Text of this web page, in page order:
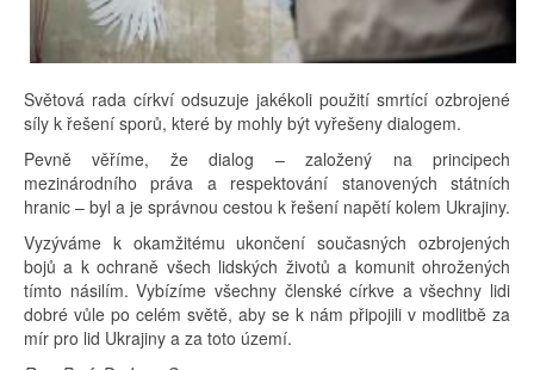
Světová rada církví odsuzuje jakékoli použití smrtící ozbrojené
síly k řešení sporů, které by mohly být vyřešeny dialogem.
Pevně věříme, že dialog – založený na principech
mezinárodního práva a respektování stanovených státních
hranic – byl a je správnou cestou k řešení napětí kolem Ukrajiny.
Vyzýváme k okamžitému ukončení současných ozbrojených
bojů a k ochraně všech lidských životů a komunit ohrožených
tímto násilím. Vybízíme všechny členské církve a všechny lidi
dobré vůle po celém světě, aby se k nám připojili v modlitbě za
mír pro lid Ukrajiny a za toto území.